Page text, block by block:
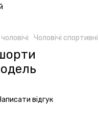
Чоловічі
відгук